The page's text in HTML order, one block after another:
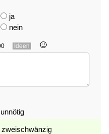
ja
nein
Ideen ☺︎
unnötig